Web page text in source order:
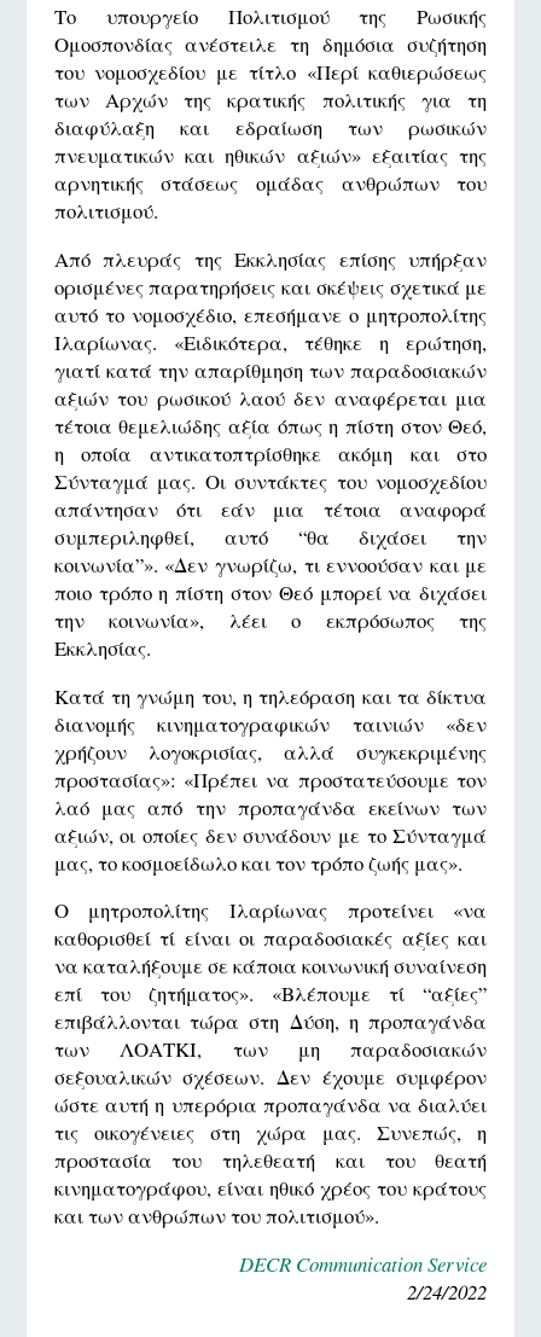
Το υπουργείο Πολιτισμού της Ρωσικής
Ομοσπονδίας ανέστειλε τη δημόσια συζήτηση
του νομοσχεδίου με τίτλο «Περί καθιερώσεως
των Αρχών της κρατικής πολιτικής για τη
διαφύλαξη και εδραίωση των ρωσικών
πνευματικών και ηθικών αξιών» εξαιτίας της
αρνητικής στάσεως ομάδας ανθρώπων του
πολιτισμού.
Από πλευράς της Εκκλησίας επίσης υπήρξαν
ορισμένες παρατηρήσεις και σκέψεις σχετικά με
αυτό το νομοσχέδιο, επεσήμανε ο μητροπολίτης
Ιλαρίωνας. «Ειδικότερα, τέθηκε η ερώτηση,
γιατί κατά την απαρίθμηση των παραδοσιακών
αξιών του ρωσικού λαού δεν αναφέρεται μια
τέτοια θεμελιώδης αξία όπως η πίστη στον Θεό,
η οποία αντικατοπτρίσθηκε ακόμη και στο
Σύνταγμά μας. Οι συντάκτες του νομοσχεδίου
απάντησαν ότι εάν μια τέτοια αναφορά
συμπεριληφθεί, αυτό “θα διχάσει την
κοινωνία”». «Δεν γνωρίζω, τι εννοούσαν και με
ποιο τρόπο η πίστη στον Θεό μπορεί να διχάσει
την κοινωνία», λέει ο εκπρόσωπος της
Εκκλησίας.
Κατά τη γνώμη του, η τηλεόραση και τα δίκτυα
διανομής κινηματογραφικών ταινιών «δεν
χρήζουν λογοκρισίας, αλλά συγκεκριμένης
προστασίας»: «Πρέπει να προστατεύσουμε τον
λαό μας από την προπαγάνδα εκείνων των
αξιών, οι οποίες δεν συνάδουν με το Σύνταγμά
μας, το κοσμοείδωλο και τον τρόπο ζωής μας».
Ο μητροπολίτης Ιλαρίωνας προτείνει «να
καθορισθεί τί είναι οι παραδοσιακές αξίες και
να καταλήξουμε σε κάποια κοινωνική συναίνεση
επί του ζητήματος». «Βλέπουμε τί “αξίες”
επιβάλλονται τώρα στη Δύση, η προπαγάνδα
των ΛΟΑΤΚΙ, των μη παραδοσιακών
σεξουαλικών σχέσεων. Δεν έχουμε συμφέρον
ώστε αυτή η υπερόρια προπαγάνδα να διαλύει
τις οικογένειες στη χώρα μας. Συνεπώς, η
προστασία του τηλεθεατή και του θεατή
κινηματογράφου, είναι ηθικό χρέος του κράτους
και των ανθρώπων του πολιτισμού».
DECR Communication Service
2/24/2022